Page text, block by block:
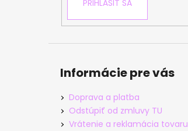
PRIHLÁSIŤ SA
Informácie pre vás
Doprava a platba
Odstúpiť od zmluvy TU
Vrátenie a reklamácia tovaru